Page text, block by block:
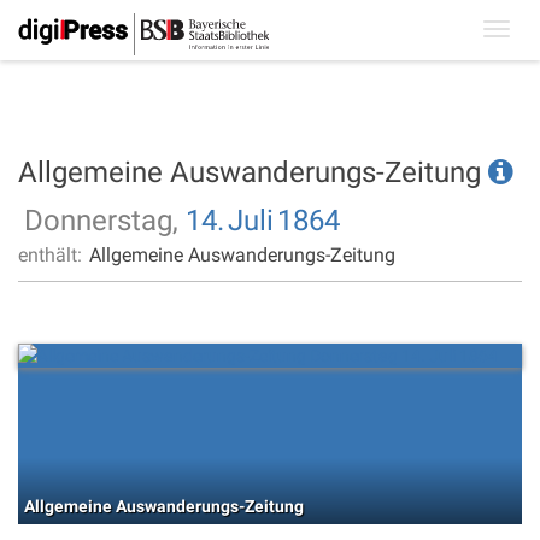
Allgemeine Auswanderungs-Zeitung
Donnerstag, 14.Juli 1864
enthält: Allgemeine Auswanderungs-Zeitung
Allgemeine Auswanderungs-Zeitung